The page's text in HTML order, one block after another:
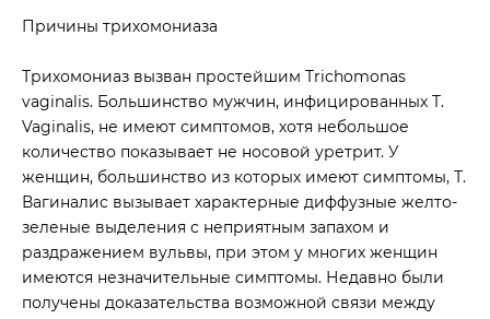
Причины трихомониаза
Трихомониаз вызван простейшим Trichomonas
vaginalis. Большинство мужчин, инфицированных T.
Vaginalis, не имеют симптомов, хотя небольшое
количество показывает не носовой уретрит. У
женщин, большинство из которых имеют симптомы, Т.
Вагиналис вызывает характерные диффузные желто-
зеленые выделения с неприятным запахом и
раздражением вульвы, при этом у многих женщин
имеются незначительные симптомы. Недавно были
получены доказательства возможной связи между